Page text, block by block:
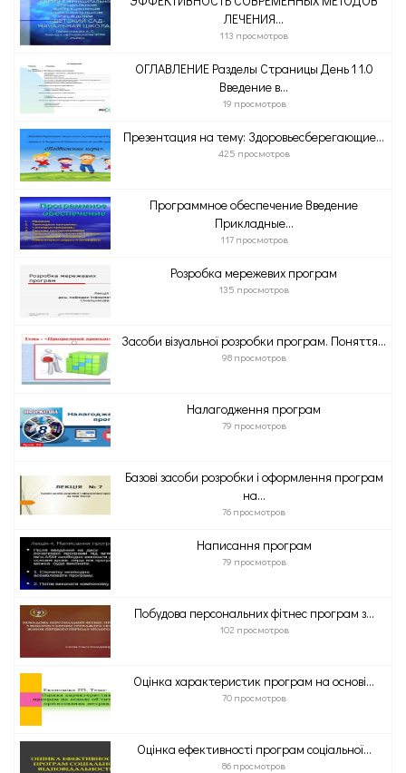
ЛЕЧЕНИЯ...
113 просмотров
ОГЛАВЛЕНИЕ Разделы Страницы День 1 1.0
Введение в...
19 просмотров
Презентация на тему: Здоровьесберегающие...
425 просмотров
Программное обеспечение Введение
Прикладные...
117 просмотров
Розробка мережевих програм
135 просмотров
Засоби візуальної розробки програм. Поняття...
98 просмотров
Налагодження програм
79 просмотров
Базові засоби розробки і оформлення програм
на...
76 просмотров
Написання програм
79 просмотров
Побудова персональних фітнес програм з...
102 просмотров
Оцінка характеристик програм на основі...
70 просмотров
Оцінка ефективності програм соціальної...
86 просмотров